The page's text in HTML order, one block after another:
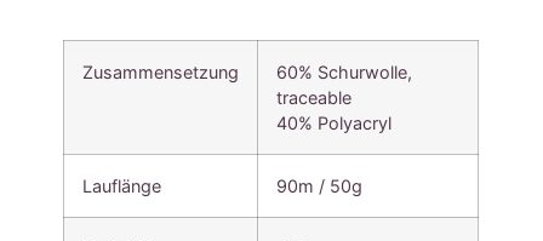
Zusammensetzung
60% Schurwolle,
traceable
40% Polyacryl
Lauflänge 90m / 50g